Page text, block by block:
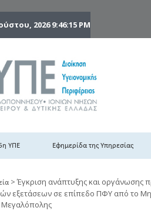
20269:46:16 PM
6η
ΥΠΕ Εφημερίδα της Υπηρεσίας
>Έγκριση ανάπτυξης και
εξετάσεων σε επίπεδο ΠΦΥ από τo
Μεγαλόπολης